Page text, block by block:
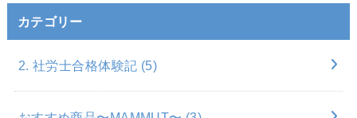
カテゴリー
2. 社労士合格体験記 (5)